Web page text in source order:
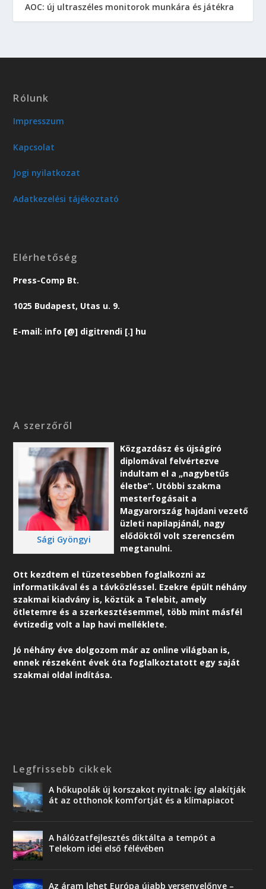
AOC: új ultraszéles monitorok munkára és játékra
Rólunk
Impresszum
Kapcsolat
Jogi nyilatkozat
Adatkezelési tájékoztató
Elérhetőség
Press-Comp Bt.
1025 Budapest, Utas u. 9.
E-mail: info [@] digitrendi [.] hu
A szerzőről
Sági Gyöngyi
Közgazdász és újságíró
diplomával felvértezve
indultam el a „nagybetűs
életbe”. Utóbbi szakma
mesterfogásait a
Magyarország hajdani vezető
üzleti napilapjánál, nagy
elődöktől volt szerencsém
megtanulni.
Ott kezdtem el tüzetesebben foglalkozni az
informatikával és a távközléssel. Ezekre épült néhány
szakmai kiadvány is, köztük a Telebit, amely
ötletemre és a szerkesztésemmel, több mint másfél
évtizedig volt a lap havi melléklete.
Jó néhány éve dolgozom már az online világban is,
ennek részeként évek óta foglalkoztatott egy saját
szakmai oldal indítása.
Legfrissebb cikkek
A hőkupolák új korszakot nyitnak: így alakítják
át az otthonok komfortját és a klímapiacot
A hálózatfejlesztés diktálta a tempót a
Telekom idei első félévében
Az áram lehet Európa újabb versenyelőnye –